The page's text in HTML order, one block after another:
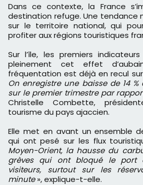
Dans ce contexte, la France
destination refuge. Une tendance
sur le territoire national, qui
profiter aux régions touristiques
Sur l’île, les premiers
pleinement cet effet
fréquentation est déjà en recul
On enregistre une baisse de 14 %
sur le premier trimestre par
Christelle Combette,
tourisme du pays ajaccien.
Elle met en avant un ensemble
qui ont pesé sur les flux
Moyen-Orient, la hausse du
grèves qui ont bloqué le port
visiteurs, surtout sur les
minute», explique-t-elle.